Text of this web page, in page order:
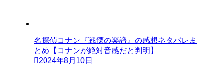
名探偵コナン『戦慄の楽譜』の感想ネタバレま
とめ【コナンが絶対音感だと判明】
2024年8月10日